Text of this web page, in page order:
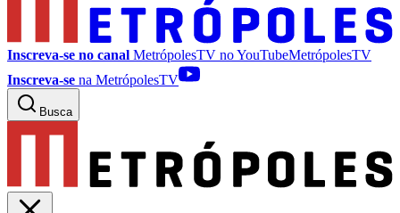
Inscreva-se no canal MetrópolesTV noYouTubeMetrópolesTV
Inscreva-se na MetrópolesTV
Busca